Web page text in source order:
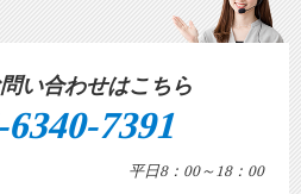
い合わせはこちら
7391
平日8：00～18：00